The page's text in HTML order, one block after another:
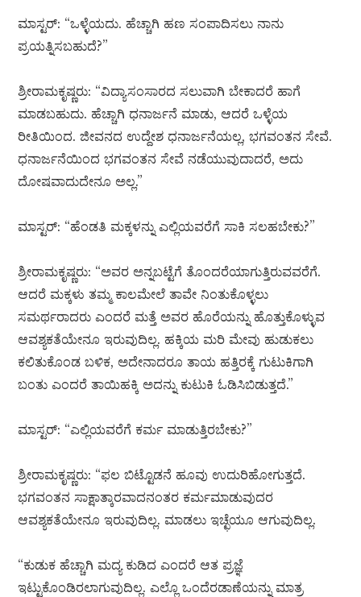
ಮಾಸ್ಟರ್: “ಒಳ್ಳೆಯದು. ಹೆಚ್ಚಾಗಿ ಹಣ ಸಂಪಾದಿಸಲು ನಾನು
ಪ್ರಯತ್ನಿಸಬಹುದೆ?”
ಶ್ರೀರಾಮಕೃಷ್ಣರು: “ವಿದ್ಯಾಸಂಸಾರದ ಸಲುವಾಗಿ ಬೇಕಾದರೆ ಹಾಗೆ
ಮಾಡಬಹುದು. ಹೆಚ್ಚಾಗಿ ಧನಾರ್ಜನೆ ಮಾಡು, ಆದರೆ ಒಳ್ಳೆಯ
ರೀತಿಯಿಂದ. ಜೀವನದ ಉದ್ದೇಶ ಧನಾರ್ಜನೆಯಲ್ಲ, ಭಗವಂತನ ಸೇವೆ.
ಧನಾರ್ಜನೆಯಿಂದ ಭಗವಂತನ ಸೇವೆ ನಡೆಯುವುದಾದರೆ, ಅದು
ದೋಷವಾದುದೇನೂ ಅಲ್ಲ.”
ಮಾಸ್ಟರ್: “ಹೆಂಡತಿ ಮಕ್ಕಳನ್ನು ಎಲ್ಲಿಯವರೆಗೆ ಸಾಕಿ ಸಲಹಬೇಕು?”
ಶ್ರೀರಾಮಕೃಷ್ಣರು: “ಅವರ ಅನ್ನಬಟ್ಟೆಗೆ ತೊಂದರೆಯಾಗುತ್ತಿರುವವರೆಗೆ.
ಆದರೆ ಮಕ್ಕಳು ತಮ್ಮ ಕಾಲಮೇಲೆ ತಾವೇ ನಿಂತುಕೊಳ್ಳಲು
ಸಮರ್ಥರಾದರು ಎಂದರೆ ಮತ್ತೆ ಅವರ ಹೊರೆಯನ್ನು ಹೊತ್ತುಕೊಳ್ಳುವ
ಆವಶ್ಯಕತೆಯೇನೂ ಇರುವುದಿಲ್ಲ. ಹಕ್ಕಿಯ ಮರಿ ಮೇವು ಹುಡುಕಲು
ಕಲಿತುಕೊಂಡ ಬಳಿಕ, ಅದೇನಾದರೂ ತಾಯ ಹತ್ತಿರಕ್ಕೆ ಗುಟುಕಿಗಾಗಿ
ಬಂತು ಎಂದರೆ ತಾಯಿಹಕ್ಕಿ ಅದನ್ನು ಕುಟುಕಿ ಓಡಿಸಿಬಿಡುತ್ತದೆ.”
ಮಾಸ್ಟರ್: “ಎಲ್ಲಿಯವರೆಗೆ ಕರ್ಮ ಮಾಡುತ್ತಿರಬೇಕು?”
ಶ್ರೀರಾಮಕೃಷ್ಣರು: “ಫಲ ಬಿಟ್ಟೊಡನೆ ಹೂವು ಉದುರಿಹೋಗುತ್ತದೆ.
ಭಗವಂತನ ಸಾಕ್ಷಾತ್ಕಾರವಾದನಂತರ ಕರ್ಮಮಾಡುವುದರ
ಆವಶ್ಯಕತೆಯೇನೂ ಇರುವುದಿಲ್ಲ. ಮಾಡಲು ಇಚ್ಛೆಯೂ ಆಗುವುದಿಲ್ಲ.
“ಕುಡುಕ ಹೆಚ್ಚಾಗಿ ಮದ್ಯ ಕುಡಿದ ಎಂದರೆ ಆತ ಪ್ರಜ್ಞೆ
ಇಟ್ಟುಕೊಂಡಿರಲಾಗುವುದಿಲ್ಲ. ಎಲ್ಲೊ ಒಂದೆರಡಾಣೆಯನ್ನು ಮಾತ್ರ